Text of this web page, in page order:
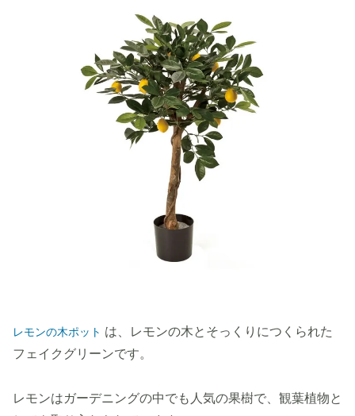
レモンの木ポット は、レモンの木とそっくりにつくられた
フェイクグリーンです。
レモンはガーデニングの中でも人気の果樹で、観葉植物と